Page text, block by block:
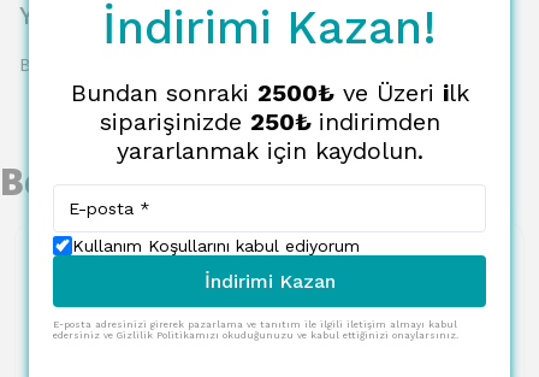
Yorumlar
Bu ürün için henüz yorum yapılmamış.
Benzer Ürünler
İndirimi Kazan!
Bundan sonraki 2500₺ve Üzeri ilk
siparişinizde 250₺ indirimden
yararlanmak için kaydolun.
Kullanım Koşullarını kabul ediyorum
İndirimi Kazan
E-posta adresinizi girerek pazarlama ve tanıtım ile ilgili iletişim almayı kabul
edersiniz ve Gizlilik Politikamızı okuduğunuzu ve kabul ettiğinizi onaylarsınız.